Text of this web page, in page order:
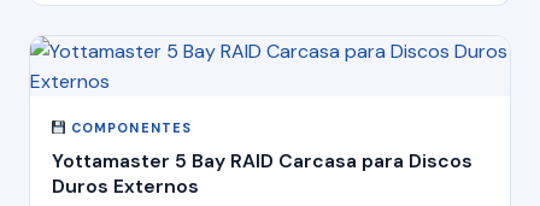
COMPONENTES
Yottamaster 5 Bay RAID Carcasa para Discos
Duros Externos